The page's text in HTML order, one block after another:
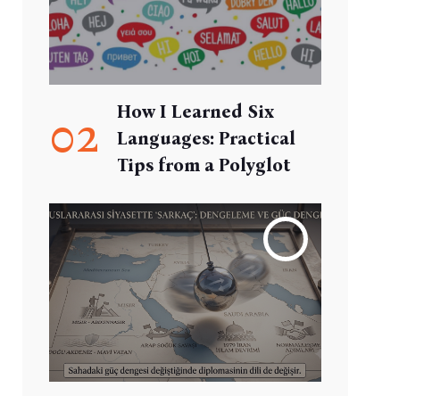
02
How I Learned Six
Languages: Practical
Tips from a Polyglot